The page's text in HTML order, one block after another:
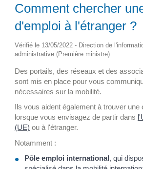
Comment chercher
d'emploi à l'étranger ?
Vérifié le 13/05/2022 - Direction de
administrative (Première ministre)
Des portails, des réseaux et des
sont mis en place pour vous
nécessaires sur la mobilité.
Ils vous aident également à trouver une
lorsque vous envisagez de partir dans
(UE) ou à l'étranger.
Notamment :
Pôle emploi international, qui